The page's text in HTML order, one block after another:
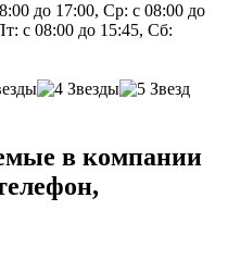
до 17:00, Ср: с 08:00 до
с 08:00 до 15:45, Сб:
в компании